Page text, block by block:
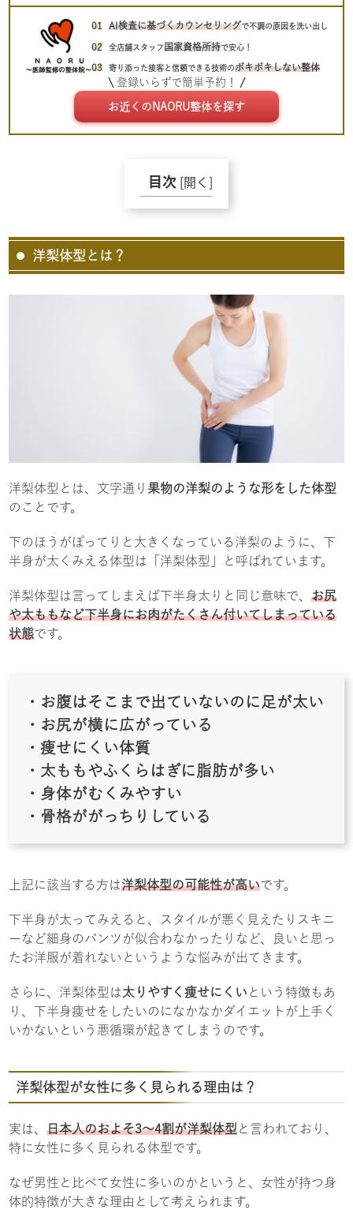
AI検査に基づくカウンセリングで不調の原因を洗い出し
全店舗スタッフ国家資格所持で安心！
寄り添った接客と信頼できる技術のボキボキしない整体
登録いらずで簡単予約！
お近くのNAORU整体を探す
目次 [開く]
洋梨体型とは？
洋梨体型とは、文字通り 果物の洋梨のような形をした体型
のことです。
下のほうがぽってりと大きくなっている洋梨のように、下
半身が太くみえる体型は「洋梨体型」と呼ばれています。
洋梨体型は言ってしまえば下半身太りと同じ意味で、お尻
や太ももなど下半身にお肉がたくさん付いてしまっている
状態です。
・お腹はそこまで出ていないのに足が太い
・お尻が横に広がっている
・痩せにくい体質
・太ももやふくらはぎに脂肪が多い
・身体がむくみやすい
・骨格ががっちりしている
上記に該当する方は洋梨体型の可能性が高いです。
下半身が太ってみえると、スタイルが悪く見えたりスキニ
ーなど細身のパンツが似合わなかったりなど、良いと思っ
たお洋服が着れないというような悩みが出てきます。
さらに、洋梨体型は太りやすく痩せにくい という特徴もあ
り、下半身痩せをしたいのになかなかダイエットが上手く
いかないという悪循環が起きてしまうのです。
洋梨体型が女性に多く見られる理由は？
実は、日本人のおよそ3〜4割が洋梨体型と言われており、
特に女性に多く見られる体型です。
なぜ男性と比べて女性に多いのかというと、女性が持つ身
体的特徴が大きな理由として考えられます。